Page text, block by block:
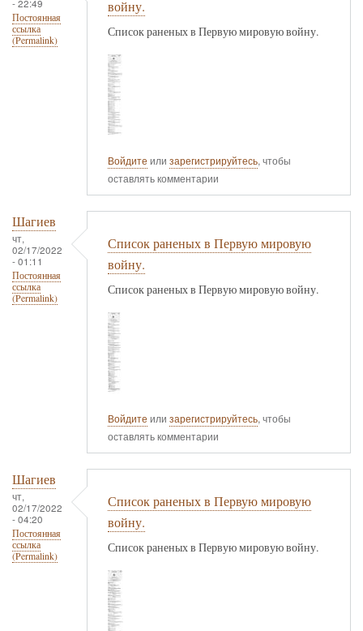
- 22:49
Постоянная
ссылка
(Permalink)
войну.
Список раненых в Первую мировую войну.
Войдите или зарегистрируйтесь, чтобы
оставлять комментарии
Шагиев
чт,
02/17/2022
- 01:11
Постоянная
ссылка
(Permalink)
Список раненых в Первую мировую
войну.
Список раненых в Первую мировую войну.
Войдите или зарегистрируйтесь, чтобы
оставлять комментарии
Шагиев
чт,
02/17/2022
- 04:20
Постоянная
ссылка
(Permalink)
Список раненых в Первую мировую
войну.
Список раненых в Первую мировую войну.